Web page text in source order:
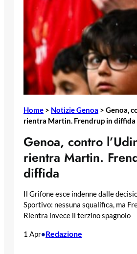
Home > Notizie Genoa > Genoa,
rientra Martin. Frendrup in diffida
Genoa, contro
rientra Martin.
diffida
Il Grifone esce indenne dalle
Sportivo: nessuna squalifica, ma
Rientra invece il terzino spagnolo
1 Apr•Redazione